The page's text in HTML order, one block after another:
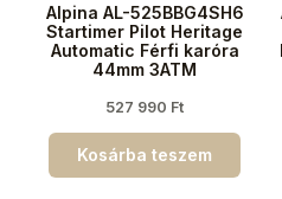
Alpina AL-525BBG4SH6
Startimer Pilot Heritage
Automatic Férfi karóra
44mm 3ATM
527 990 Ft
Kosárba teszem